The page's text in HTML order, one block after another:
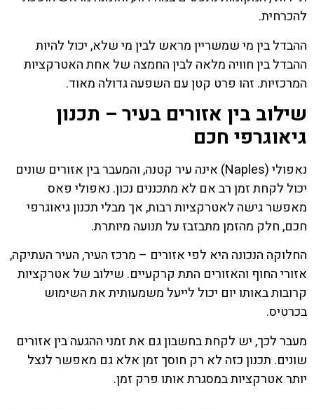
להכרחית.
ההבדל בין מי שמשריין מראש לבין מי שלא, יכול להיות
ההבדל בין חוויה מלאה לבין החמצה של אחת האטרקציות
המרכזיות. זהו פרט קטן עם השפעה גדולה מאוד.
שילוב בין אזורים בעיר – תכנון
גיאוגרפי חכם
נאפולי (Naples) אינה עיר קטנה, והמעבר בין אזורים שונים
יכול לקחת זמן רב אם לא מתכננים נכון. נאפולי פאס
מאפשר גישה לאטרקציות רבות, אך מבלי תכנון גיאוגרפי
חכם, חלק מהזמן מתבזבז על תנועה מיותרת.
החלוקה הנכונה היא לפי אזורים – מרכז העיר, העיר העתיקה,
אזורי החוף והאזורים התת קרקעיים. שילוב של אטרקציות
קרובות באותו יום יכול לייעל משמעותית את השימוש
בכרטיס.
מעבר לכך, יש לקחת בחשבון גם את זמני ההגעה בין אזורים
שונים. תכנון כזה לא רק חוסך זמן אלא גם מאפשר לנצל
יותר אטרקציות במסגרת אותו פרק זמן.